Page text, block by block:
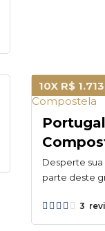
10X R$
Desperte
parte deste
3